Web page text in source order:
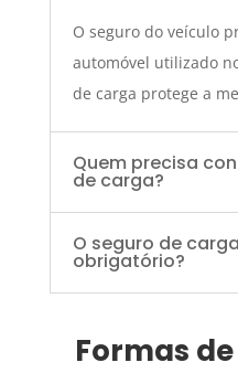
O seguro do veículo
automóvel utilizado
de carga protege a
Quem precisa
de carga?
O seguro de
obrigatório?
Formas